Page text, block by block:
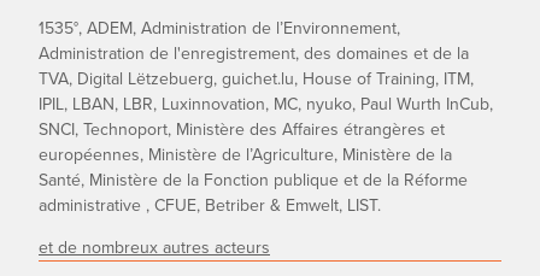
1535°, ADEM, Administration de l’Environnement,
Administration de l'enregistrement, des domaines et de la
TVA, Digital Lëtzebuerg, guichet.lu, House of Training, ITM,
IPIL, LBAN, LBR, Luxinnovation, MC, nyuko, Paul Wurth InCub,
SNCI, Technoport, Ministère des Affaires étrangères et
européennes, Ministère de l’Agriculture, Ministère de la
Santé, Ministère de la Fonction publique et de la Réforme
administrative , CFUE, Betriber & Emwelt, LIST.
et de nombreux autres acteurs